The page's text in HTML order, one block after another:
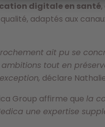
digitale en santé
adaptés aux
ait pu se
tout en
déclare
Group affirme que la
une expertise